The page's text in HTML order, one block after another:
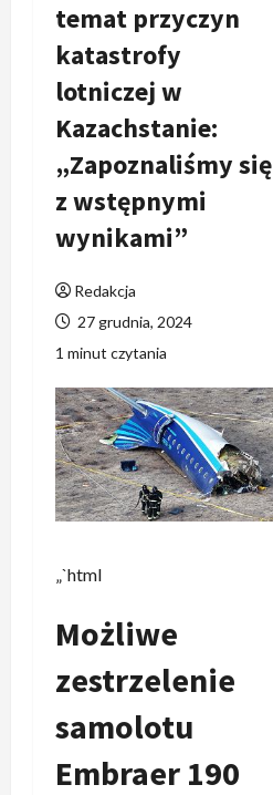
temat przyczyn
katastrofy
lotniczej w
Kazachstanie:
„Zapoznaliśmy się
z wstępnymi
wynikami”
Redakcja
27 grudnia, 2024
1 minut czytania
„`html
Możliwe
zestrzelenie
samolotu
Embraer 190